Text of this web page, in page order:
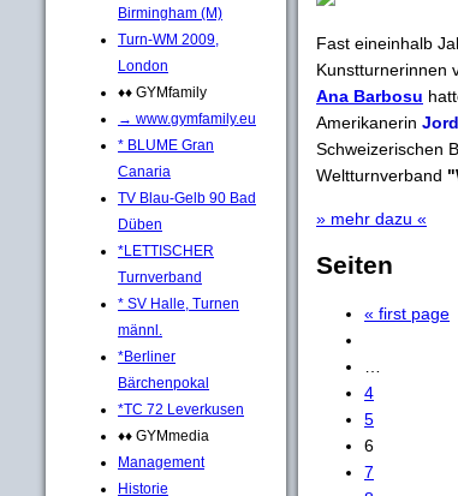
Birmingham (M)
Turn-WM 2009,
London
♦♦ GYMfamily
→ www.gymfamily.eu
* BLUME Gran
Canaria
TV Blau-Gelb 90 Bad
Düben
*LETTISCHER
Turnverband
* SV Halle, Turnen
männl.
*Berliner
Bärchenpokal
*TC 72 Leverkusen
♦♦ GYMmedia
Management
Historie
Fast eineinhalb
Kunstturnerinnen
Ana Barbosu
Amerikanerin
Schweizerischen
Weltturnverband
» mehr dazu «
Seiten
« first page
4
5
6
7